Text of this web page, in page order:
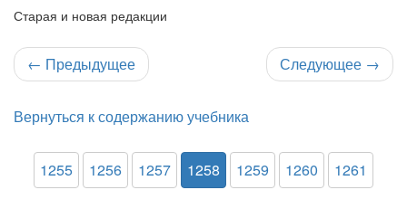
Старая и новая редакции
← Предыдущее Следующее →
Вернуться к содержанию учебника
1255 1256 1257 1258 1259 1260 1261